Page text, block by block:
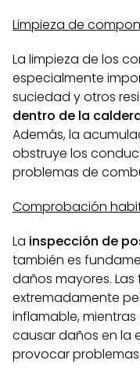
Limpieza de
La limpieza de los
especialmente
suciedad y otros
dentro de la
Además, la
obstruye los
problemas de
Comprobación
La inspección de
también es
daños mayores.
extremadamente
inflamable,
causar daños en la
provocar